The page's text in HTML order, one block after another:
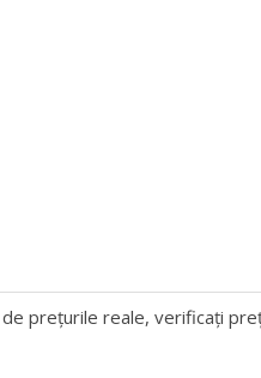
prețurile reale, verificați